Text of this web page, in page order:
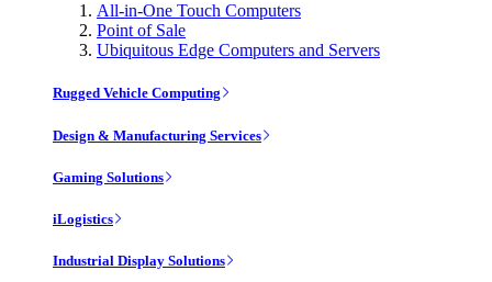
All-in-One Touch Computers
Point of Sale
Ubiquitous Edge Computers and Servers
Rugged Vehicle Computing
Design & Manufacturing Services
Gaming Solutions
iLogistics
Industrial Display Solutions